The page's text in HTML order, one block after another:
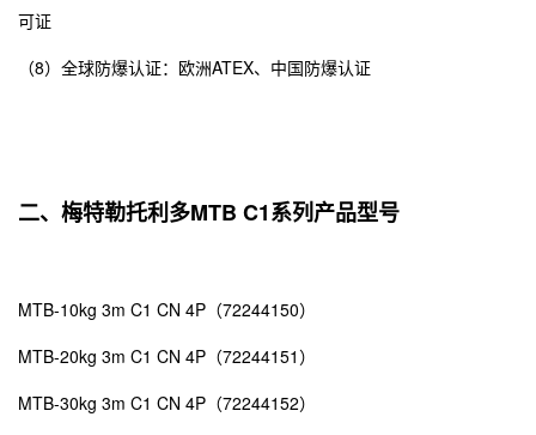
可证
（8）全球防爆认证：欧洲ATEX、中国防爆认证
二、梅特勒托利多MTB C1系列产品型号
MTB-10kg 3m C1 CN 4P（72244150）
MTB-20kg 3m C1 CN 4P（72244151）
MTB-30kg 3m C1 CN 4P（72244152）